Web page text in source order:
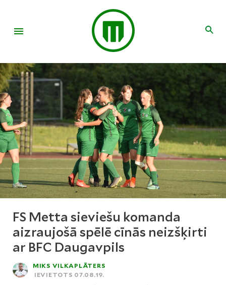
FS Metta sieviešu komanda
aizraujošā spēlē cīnās neizšķirti
ar BFC Daugavpils
MIKS VILKAPLĀTERS
IEVIETOTS 07.08.19.